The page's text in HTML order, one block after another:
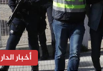
أخبار الدار